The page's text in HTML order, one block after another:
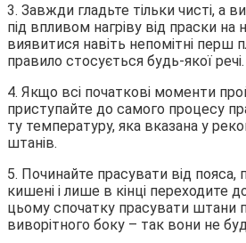
3. Завжди гладьте тільки чисті, а
під впливом нагріву від праски
виявитися навіть непомітні перш
правило стосується будь-якої речі.
4. Якщо всі початкові моменти
приступайте до самого процесу
ту температуру, яка вказана у
штанів.
5. Починайте прасувати від пояса,
кишені і лише в кінці переходите
цьому спочатку прасувати штани
виворітного боку – так вони не